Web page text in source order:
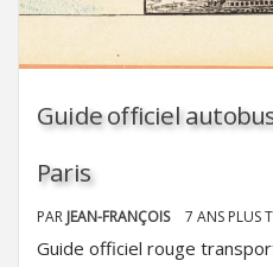
Guide officiel
Paris
PAR JEAN-FRANÇOIS 7 ANS PLUS
Guide officiel rouge